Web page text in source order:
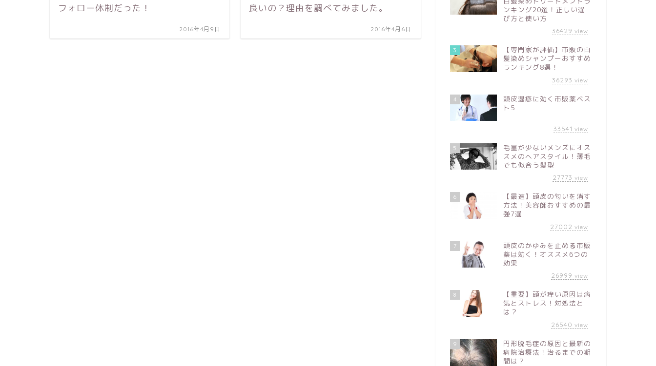
フォロー体制だった！
2016年4月9日
良いの？理由を調べてみました。
2016年4月6日
ンキング20選！正しい選
び方と使い方
36429 view
3
【専門家が評価】市販の白
髪染めシャンプーおすすめ
ランキング8選！
36293 view
4
頭皮湿疹に効く市販薬ベス
ト5
33541 view
5
毛量が少ないメンズにオス
スメのヘアスタイル！薄毛
でも似合う髪型
27773 view
6
【最速】頭皮の匂いを消す
方法！美容師おすすめの最
強7選
27002 view
7
頭皮のかゆみを止める市販
薬は効く！オススメ6つの
効果
26999 view
8
【重要】頭が痒い原因は病
気とストレス！対処法と
は？
26540 view
9
円形脱毛症の原因と最新の
病院治療法！治るまでの期
間は？